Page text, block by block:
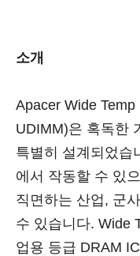
소개
Apacer Wide
UDIMM)은 혹독한
특별히 설계되었습
에서 작동할 수 있
직면하는 산업, 군
수 있습니다. Wide
업용 등급 DRAM